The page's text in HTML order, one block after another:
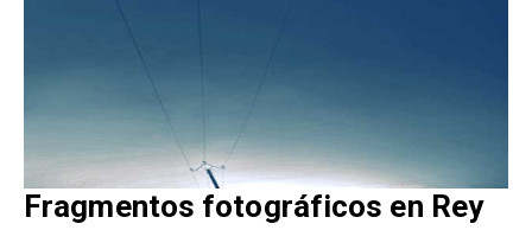
Fragmentos fotográficos en Rey